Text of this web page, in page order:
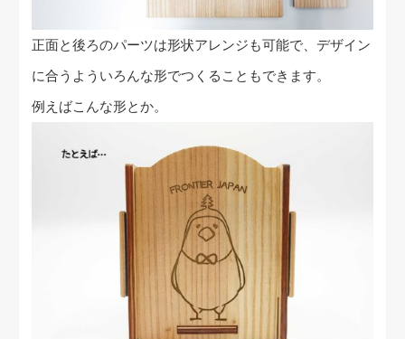
正面と後ろのパーツは形状アレンジも可能で、デザイン
に合うよういろんな形でつくることもできます。
例えばこんな形とか。